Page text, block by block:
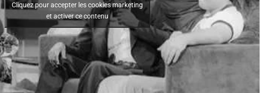
Cliquez pour accepter les cookies marketing
et activer ce contenu